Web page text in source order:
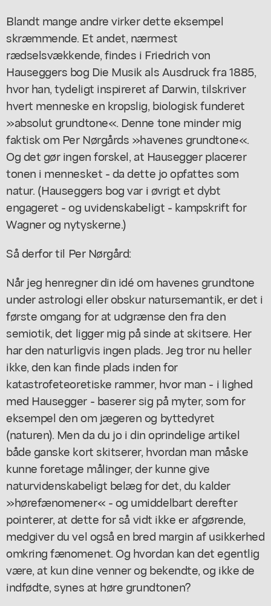
Blandt mange andre virker dette eksempel
skræmmende. Et andet, nærmest
rædselsvækkende, findes i Friedrich von
Hauseggers bog Die Musik als Ausdruck fra 1885,
hvor han, tydeligt inspireret af Darwin, tilskriver
hvert menneske en kropslig, biologisk funderet
»absolut grundtone«. Denne tone minder mig
faktisk om Per Nørgårds »havenes grundtone«.
Og det gør ingen forskel, at Hausegger placerer
tonen i mennesket - da dette jo opfattes som
natur. (Hauseggers bog var i øvrigt et dybt
engageret - og uvidenskabeligt - kampskrift for
Wagner og nytyskerne.)
Så derfor til Per Nørgård:
Når jeg henregner din idé om havenes grundtone
under astrologi eller obskur natursemantik, er det i
første omgang for at udgrænse den fra den
semiotik, det ligger mig på sinde at skitsere. Her
har den naturligvis ingen plads. Jeg tror nu heller
ikke, den kan finde plads inden for
katastrofeteoretiske rammer, hvor man - i lighed
med Hausegger - baserer sig på myter, som for
eksempel den om jægeren og byttedyret
(naturen). Men da du jo i din oprindelige artikel
både ganske kort skitserer, hvordan man måske
kunne foretage målinger, der kunne give
naturvidenskabeligt belæg for det, du kalder
»hørefænomener« - og umiddelbart derefter
pointerer, at dette for så vidt ikke er afgørende,
medgiver du vel også en bred margin af usikkerhed
omkring fænomenet. Og hvordan kan det egentlig
være, at kun dine venner og bekendte, og ikke de
indfødte, synes at høre grundtonen?